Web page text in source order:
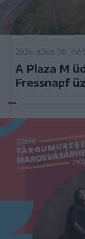
2024. július 08.,
A Plaza M
Fressnapf